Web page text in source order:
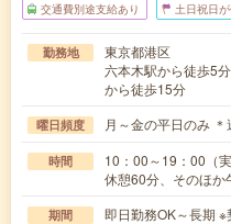
交通費別途支給あり 土日祝日
勤務地
東京都港区
六本木駅から徒歩5
から徒歩15分
曜日頻度 月～金の平日のみ ＊
時間
10：00～19：00（
休憩60分、そのほ
期間 即日勤務OK～長期 ※